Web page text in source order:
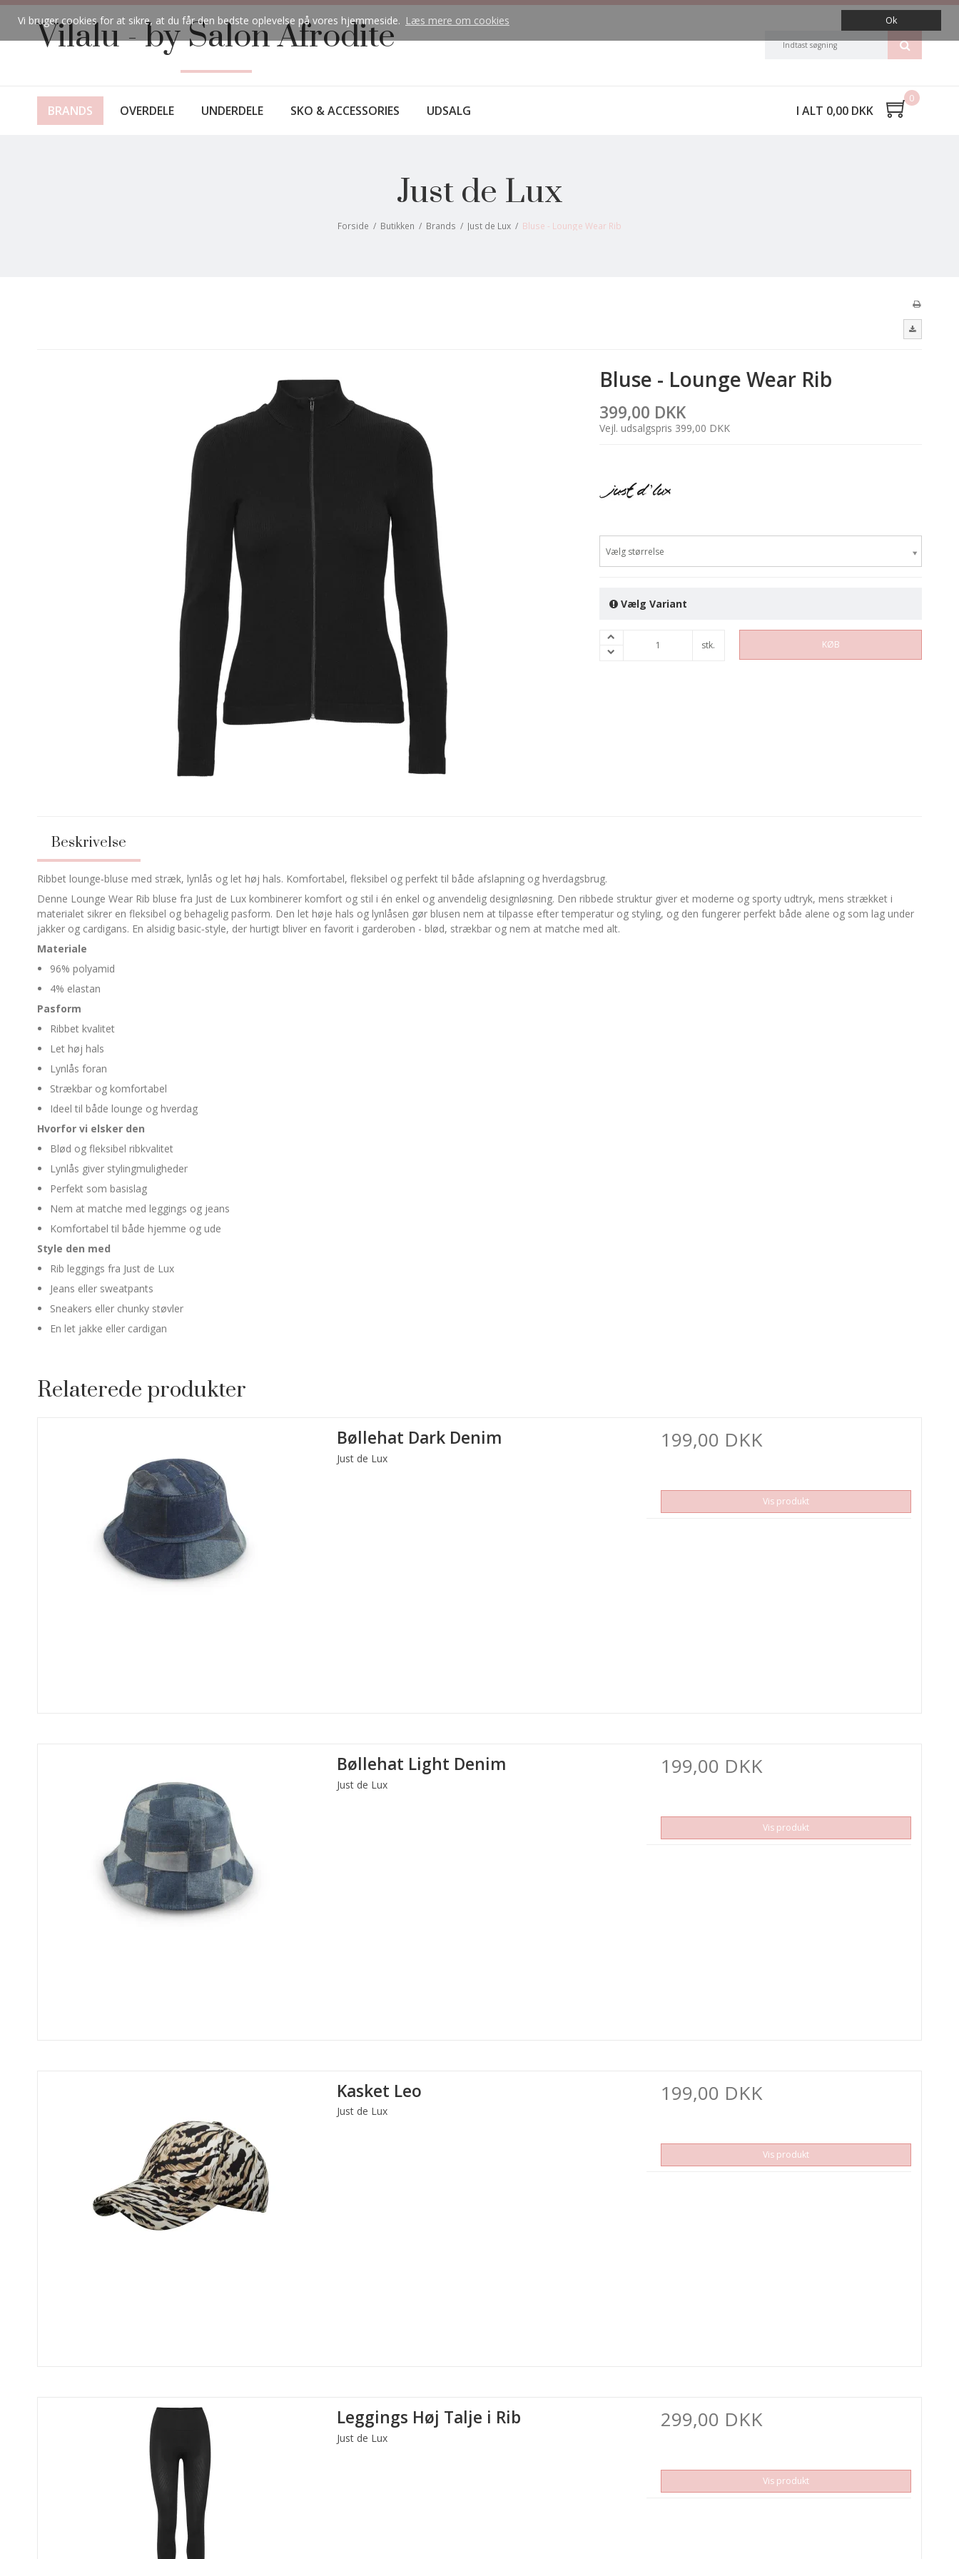
Vi bruger cookies for at sikre, at du får den bedste oplevelse på vores hjemmeside. Læs mere om cookies Ok
Vilalu - by Salon Afrodite
BRANDS OVERDELE UNDERDELE SKO & ACCESSORIES UDSALG I ALT 0,00 DKK
0
Just de Lux
Forside / Butikken / Brands / Just de Lux / Bluse - Lounge Wear Rib
Bluse - Lounge Wear Rib
399,00 DKK
Vejl. udsalgspris 399,00 DKK
Vælg størrelse
Vælg Variant
stk. KØB
Beskrivelse
Ribbet lounge‑bluse med stræk, lynlås og let høj hals. Komfortabel, fleksibel og perfekt til både afslapning og hverdagsbrug.
Denne Lounge Wear Rib bluse fra Just de Lux kombinerer komfort og stil i én enkel og anvendelig designløsning. Den ribbede struktur giver et moderne og sporty udtryk, mens strækket i
materialet sikrer en fleksibel og behagelig pasform. Den let høje hals og lynlåsen gør blusen nem at tilpasse efter temperatur og styling, og den fungerer perfekt både alene og som lag under
jakker og cardigans. En alsidig basic‑style, der hurtigt bliver en favorit i garderoben - blød, strækbar og nem at matche med alt.
Materiale
96% polyamid
4% elastan
Pasform
Ribbet kvalitet
Let høj hals
Lynlås foran
Strækbar og komfortabel
Ideel til både lounge og hverdag
Hvorfor vi elsker den
Blød og fleksibel ribkvalitet
Lynlås giver stylingmuligheder
Perfekt som basislag
Nem at matche med leggings og jeans
Komfortabel til både hjemme og ude
Style den med
Rib leggings fra Just de Lux
Jeans eller sweatpants
Sneakers eller chunky støvler
En let jakke eller cardigan
Relaterede produkter
Bøllehat Dark Denim
Just de Lux
199,00 DKK
Vis produkt
Bøllehat Light Denim
Just de Lux
199,00 DKK
Vis produkt
Kasket Leo
Just de Lux
199,00 DKK
Vis produkt
Leggings Høj Talje i Rib
Just de Lux
299,00 DKK
Vis produkt